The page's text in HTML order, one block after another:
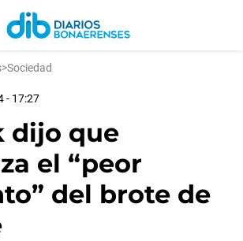
>Sociedad
- 17:27
dijo que
el “peor
del brote de